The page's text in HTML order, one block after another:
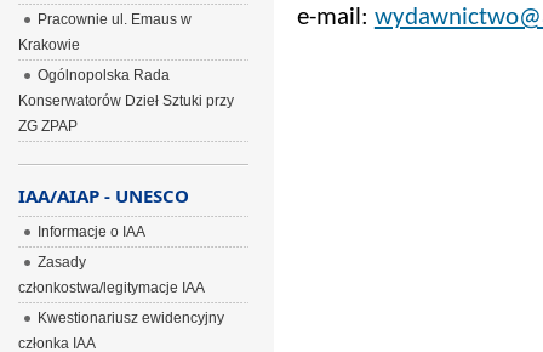
e-mail:
Pracownie ul. Emaus w
Krakowie
Ogólnopolska Rada
Konserwatorów Dzieł Sztuki przy
ZG ZPAP
IAA/AIAP - UNESCO
Informacje o IAA
Zasady
członkostwa/legitymacje IAA
Kwestionariusz ewidencyjny
członka IAA